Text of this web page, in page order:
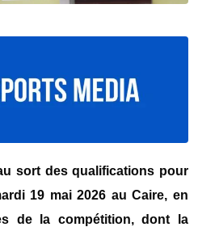
sort des qualifications pour
19 mai 2026 au Caire, en
de la compétition, dont la